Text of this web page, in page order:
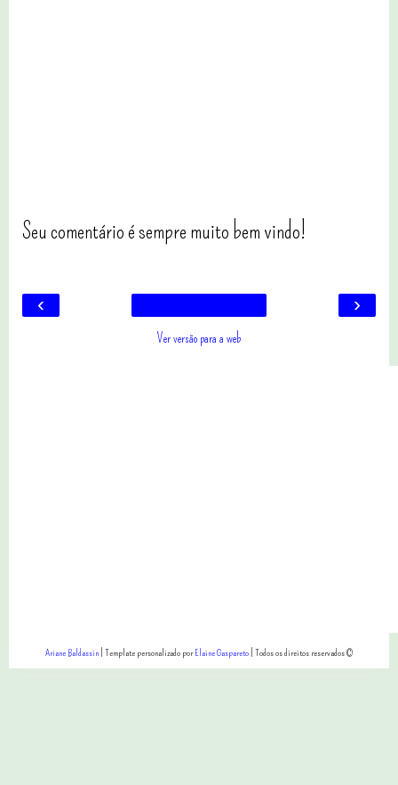
Seu comentário é sempre muito bem vindo!
‹ ›
Ver versão para a web
Ariane Baldassin| Template personalizado porElaine Gaspareto| Todos os direitos reservados ©